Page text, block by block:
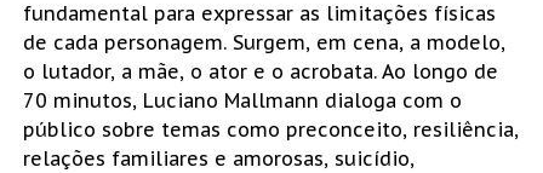
fundamental para expressar as limitações físicas
de cada personagem. Surgem, em cena, a modelo,
o lutador, a mãe, o ator e o acrobata. Ao longo de
70 minutos, Luciano Mallmann dialoga com o
público sobre temas como preconceito, resiliência,
relações familiares e amorosas, suicídio,